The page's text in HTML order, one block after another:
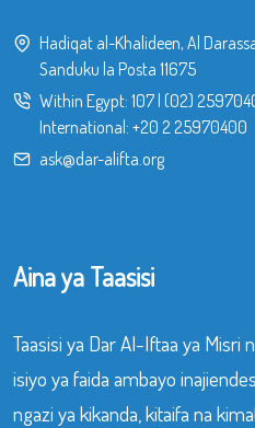
Hadiqat al-Khalideen, Al
Sanduku la Posta 11675
Within Egypt: 107| (02)
International: +20 2 25970400
ask@dar-alifta.org
Aina ya Taasisi
Taasisi ya Dar Al-Iftaa ya Misri
isiyo ya faida ambayo
ngazi ya kikanda, kitaifa na